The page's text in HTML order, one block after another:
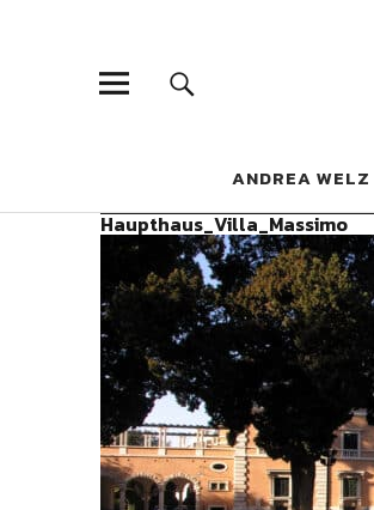
ANDREA WELZ
Haupthaus_Villa_Massimo